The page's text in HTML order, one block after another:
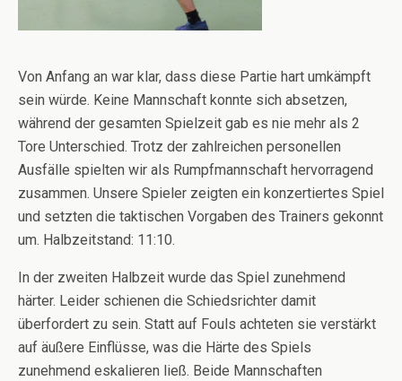
Von Anfang an war klar, dass diese Partie hart umkämpft
sein würde. Keine Mannschaft konnte sich absetzen,
während der gesamten Spielzeit gab es nie mehr als 2
Tore Unterschied. Trotz der zahlreichen personellen
Ausfälle spielten wir als Rumpfmannschaft hervorragend
zusammen. Unsere Spieler zeigten ein konzertiertes Spiel
und setzten die taktischen Vorgaben des Trainers gekonnt
um. Halbzeitstand: 11:10.
In der zweiten Halbzeit wurde das Spiel zunehmend
härter. Leider schienen die Schiedsrichter damit
überfordert zu sein. Statt auf Fouls achteten sie verstärkt
auf äußere Einflüsse, was die Härte des Spiels
zunehmend eskalieren ließ. Beide Mannschaften